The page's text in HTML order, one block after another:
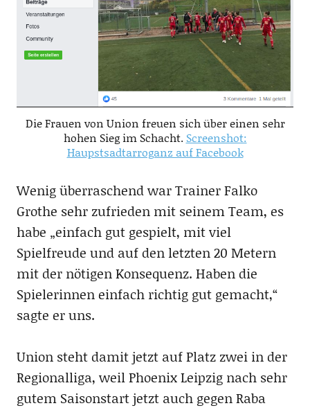
Die Frauen von Union freuen sich über einen sehr
hohen Sieg im Schacht. Screenshot:
Haupstsadtarroganz auf Facebook
Wenig überraschend war Trainer Falko
Grothe sehr zufrieden mit seinem Team, es
habe „einfach gut gespielt, mit viel
Spielfreude und auf den letzten 20 Metern
mit der nötigen Konsequenz. Haben die
Spielerinnen einfach richtig gut gemacht,“
sagte er uns.
Union steht damit jetzt auf Platz zwei in der
Regionalliga, weil Phoenix Leipzig nach sehr
gutem Saisonstart jetzt auch gegen Raba